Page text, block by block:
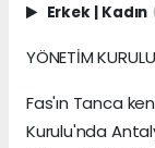
Erkek | Kadın
YÖNETİM
Fas'ın Tanca
Kurulu'nda